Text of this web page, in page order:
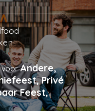
voorAndere,
Privé
Feest,